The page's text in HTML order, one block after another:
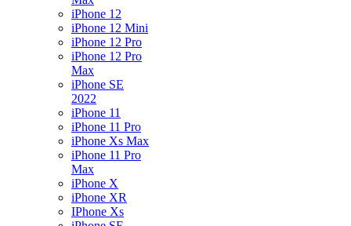
iPhone 12
iPhone 12 Mini
iPhone 12 Pro
iPhone 12 Pro
Max
iPhone SE
2022
iPhone 11
iPhone 11 Pro
iPhone Xs Max
iPhone 11 Pro
Max
iPhone X
iPhone XR
IPhone Xs